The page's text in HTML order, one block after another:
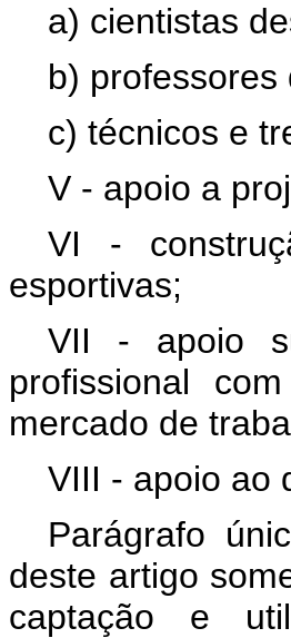
a) cientistas
b)
c) técnicos e
V - apoio a
VI -
esportivas;
VII - apoio
profissional
mercado de
VIII - apoio ao
Parágrafo
deste artigo
captação e